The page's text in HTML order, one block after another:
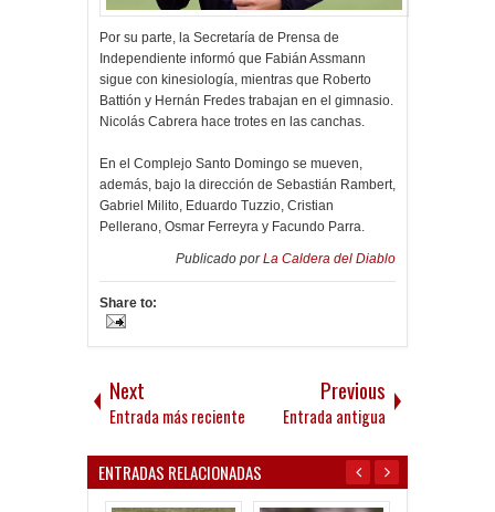
Por su parte, la Secretaría de Prensa de
Independiente informó que Fabián Assmann
sigue con kinesiología, mientras que Roberto
Battión y Hernán Fredes trabajan en el gimnasio.
Nicolás Cabrera hace trotes en las canchas.
En el Complejo Santo Domingo se mueven,
además, bajo la dirección de Sebastián Rambert,
Gabriel Milito, Eduardo Tuzzio, Cristian
Pellerano, Osmar Ferreyra y Facundo Parra.
Publicado porLa Caldera del Diablo
Share to:
Next
Entrada más reciente
Previous
Entrada antigua
ENTRADAS RELACIONADAS